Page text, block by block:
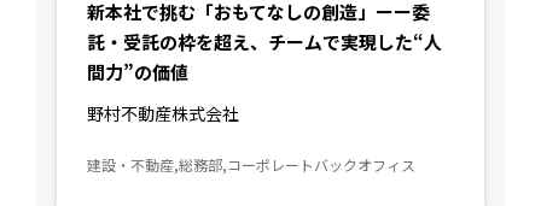
新本社で挑む「おもてなしの創造」ーー委
託・受託の枠を超え、チームで実現した“人
間力”の価値
野村不動産株式会社
建設・不動産,総務部,コーポレートバックオフィス